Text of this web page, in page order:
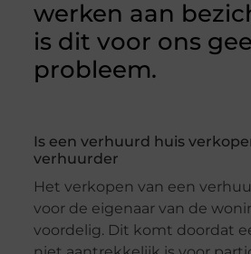
werken aan
is dit voor ons
probleem.
Is een verhuurd huis
verhuurder
Het verkopen van een
voor de eigenaar van de
voordelig. Dit komt doordat